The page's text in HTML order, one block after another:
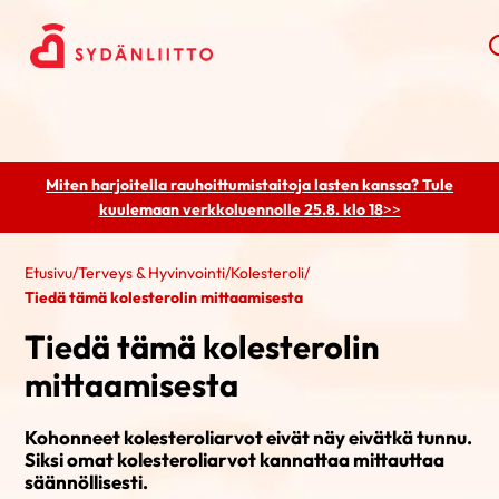
Miten harjoitella rauhoittumistaitoja lasten kanssa? Tule
kuulemaanverkkoluennolle 25.8. klo 18>>
Etusivu/Terveys & Hyvinvointi/Kolesteroli/
Tiedä tämä kolesterolin mittaamisesta
Tiedä tämä kolesterolin
mittaamisesta
Kohonneet kolesteroliarvot eivät näy eivätkä tunnu.
Siksi omat kolesteroliarvot kannattaa mittauttaa
säännöllisesti.